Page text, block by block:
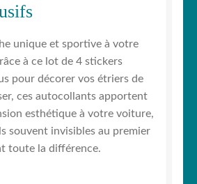
unique et sportive à votre
à ce lot de 4 stickers
pour décorer vos étriers de
ces autocollants apportent
esthétique à votre voiture,
souvent invisibles au premier
toute la différence.